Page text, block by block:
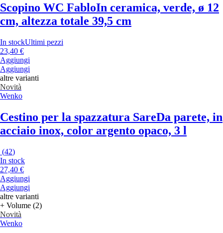
Scopino WC FabloIn ceramica, verde, ø 12
cm, altezza totale 39,5 cm
In stockUltimi pezzi
23,40 €
Aggiungi
Aggiungi
altre varianti
Novità
Wenko
Cestino per la spazzatura SareDa parete, in
acciaio inox, color argento opaco, 3 l
(42)
In stock
27,40 €
Aggiungi
Aggiungi
altre varianti
+ Volume (2)
Novità
Wenko